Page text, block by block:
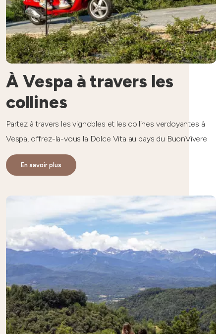
À Vespa à travers les
collines
Partez à travers les vignobles et les collines verdoyantes à
Vespa, offrez-la-vous la Dolce Vita au pays du BuonVivere
En savoir plus